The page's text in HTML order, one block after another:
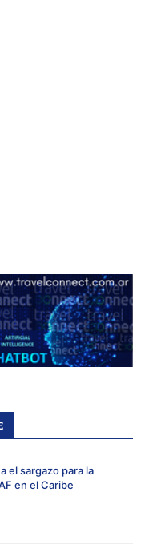
el sargazo para la
en el Caribe